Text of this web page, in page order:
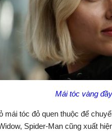
Mái tóc vàng
mái tóc đỏ quen thuộc để
Spider-Man cũng xuất